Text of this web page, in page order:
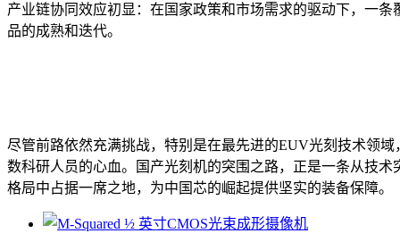
产业链协同效应初显：在国家政策和市场需求的驱动下，一条
品的成熟和迭代。
尽管前路依然充满挑战，特别是在最先进的EUV光刻技术领
数科研人员的心血。国产光刻机的突围之路，正是一条从技
格局中占据一席之地，为中国芯的崛起提供坚实的装备保障。